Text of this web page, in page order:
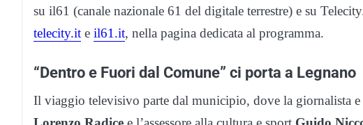
su il61 (canale nazionale 61 del digitale terrestre) e su
telecity.it e il61.it, nella pagina dedicata al programma.
“Dentro e Fuori dal Comune” ci porta a Legnano
Il viaggio televisivo parte dal municipio, dove la giornalista